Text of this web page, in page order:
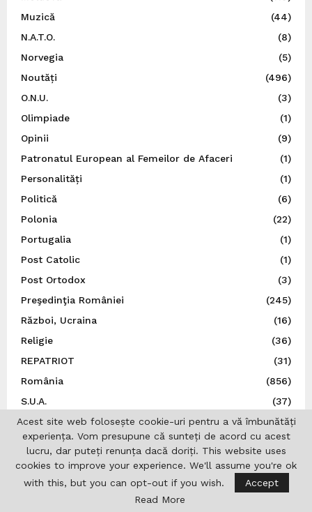
Muzică
(44)
N.A.T.O.
(8)
Norvegia
(5)
Noutăți
(496)
O.N.U.
(3)
Olimpiade
(1)
Opinii
(9)
Patronatul European al Femeilor de Afaceri
(1)
Personalități
(1)
Politică
(6)
Polonia
(22)
Portugalia
(1)
Post Catolic
(1)
Post Ortodox
(3)
Preşedinţia României
(245)
Război, Ucraina
(16)
Religie
(36)
REPATRIOT
(31)
România
(856)
S.U.A.
(37)
San Marino
(1)
Sănătate
(6)
Sărbătoare românească
(5)
Sărbători
(7)
Acest site web folosește cookie-uri pentru a vă îmbunătăți
experiența. Vom presupune că sunteți de acord cu acest
lucru, dar puteți renunța dacă doriți. This website uses
cookies to improve your experience. We'll assume you're ok
with this, but you can opt-out if you wish.
Accept
Read More